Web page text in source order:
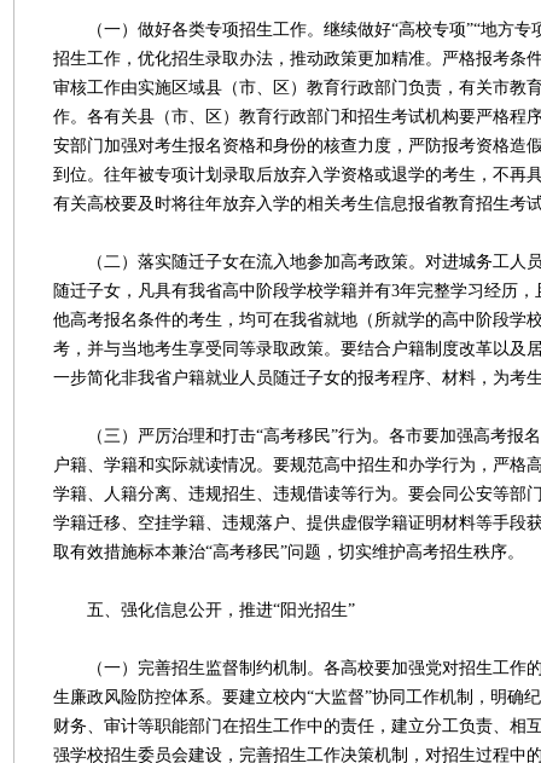
（一）做好各类专项招生工作。继续做好“高校专项”“地方专
招生工作，优化招生录取办法，推动政策更加精准。严格报考条
审核工作由实施区域县（市、区）教育行政部门负责，有关市教
作。各有关县（市、区）教育行政部门和招生考试机构要严格程
安部门加强对考生报名资格和身份的核查力度，严防报考资格造
到位。往年被专项计划录取后放弃入学资格或退学的考生，不再
有关高校要及时将往年放弃入学的相关考生信息报省教育招生考
（二）落实随迁子女在流入地参加高考政策。对进城务工人
随迁子女，凡具有我省高中阶段学校学籍并有3年完整学习经历
他高考报名条件的考生，均可在我省就地（所就学的高中阶段学
考，并与当地考生享受同等录取政策。要结合户籍制度改革以及
一步简化非我省户籍就业人员随迁子女的报考程序、材料，为考
（三）严厉治理和打击“高考移民”行为。各市要加强高考报
户籍、学籍和实际就读情况。要规范高中招生和办学行为，严格
学籍、人籍分离、违规招生、违规借读等行为。要会同公安等部
学籍迁移、空挂学籍、违规落户、提供虚假学籍证明材料等手段
取有效措施标本兼治“高考移民”问题，切实维护高考招生秩序。
五、强化信息公开，推进“阳光招生”
（一）完善招生监督制约机制。各高校要加强党对招生工作
生廉政风险防控体系。要建立校内“大监督”协同工作机制，明确
财务、审计等职能部门在招生工作中的责任，建立分工负责、相
强学校招生委员会建设，完善招生工作决策机制，对招生过程中